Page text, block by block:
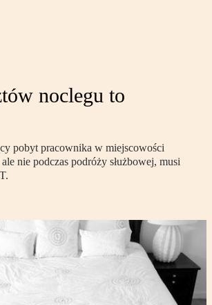
noclegu to
pobyt pracownika w miejscowości
nie podczas podróży służbowej, musi